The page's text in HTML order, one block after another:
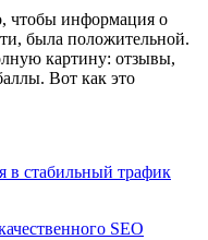
чтобы информация о
была положительной.
картину: отзывы,
Вот как это
в стабильный трафик
SEO